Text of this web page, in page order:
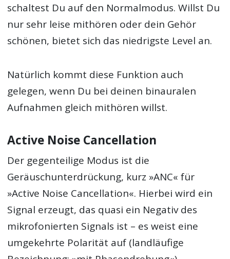
schaltest Du auf den Normalmodus. Willst Du
nur sehr leise mithören oder dein Gehör
schönen, bietet sich das niedrigste Level an.
Natürlich kommt diese Funktion auch
gelegen, wenn Du bei deinen binauralen
Aufnahmen gleich mithören willst.
Active Noise Cancellation
Der gegenteilige Modus ist die
Geräuschunterdrückung, kurz »ANC« für
»Active Noise Cancellation«. Hierbei wird ein
Signal erzeugt, das quasi ein Negativ des
mikrofonierten Signals ist – es weist eine
umgekehrte Polarität auf (landläufige